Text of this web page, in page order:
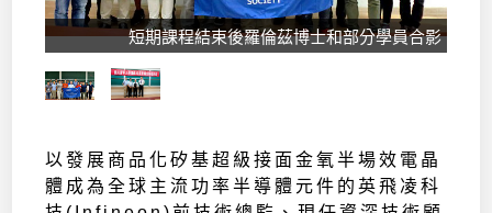
短期課程結束後羅倫茲博士和部分學員合影
以發展商品化矽基超級接面金氧半場效電晶
體成為全球主流功率半導體元件的英飛凌科